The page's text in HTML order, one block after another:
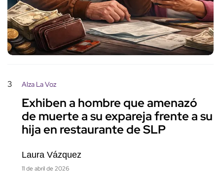
3 Alza La Voz
Exhiben a hombre que amenazó
de muerte a su expareja frente a su
hija en restaurante de SLP
Laura Vázquez
11 de abril de 2026